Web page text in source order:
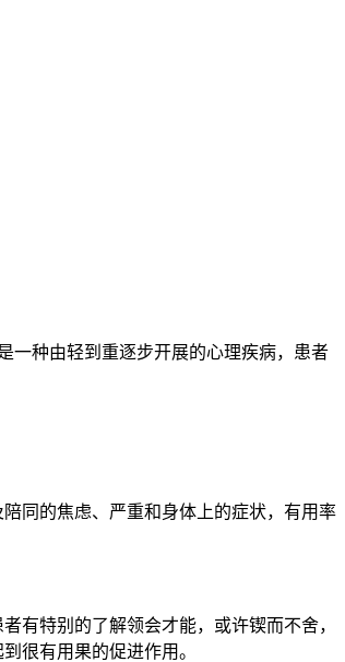
一种由轻到重逐步开展的心理疾病，患者
同的焦虑、严重和身体上的症状，有用率
特别的了解领会才能，或许锲而不舍，
很有用果的促进作用。